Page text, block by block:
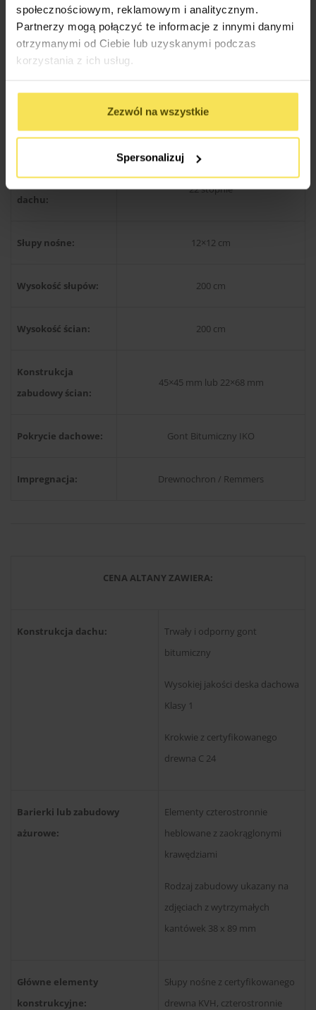
społecznościowym, reklamowym i analitycznym.
Partnerzy mogą połączyć te informacje z innymi danymi
otrzymanymi od Ciebie lub uzyskanymi podczas
korzystania z ich usług.
Zezwól na wszystkie
Spersonalizuj
Rodzaj materiału:
Drewno produkcji skandynawskiej
świerkowe / sosnowe
szczycie:
Kąt nachylenia
dachu:
22 stopnie
Słupy nośne: 12×12 cm
Wysokość słupów: 200 cm
Wysokość ścian: 200 cm
Konstrukcja
zabudowy ścian:
45×45 mm lub 22×68 mm
Pokrycie dachowe: Gont Bitumiczny IKO
Impregnacja: Drewnochron / Remmers
CENA ALTANY ZAWIERA:
Konstrukcja dachu:
Trwały i odporny gont
bitumiczny
Wysokiej jakości deska dachowa
Klasy 1
Krokwie z certyfikowanego
drewna C 24
Barierki lub zabudowy
ażurowe:
Elementy czterostronnie
heblowane z zaokrąglonymi
krawędziami
Rodzaj zabudowy ukazany na
zdjęciach z wytrzymałych
kantówek 38 x 89 mm
Główne elementy
konstrukcyjne:
Słupy nośne z certyfikowanego
drewna KVH, czterostronnie